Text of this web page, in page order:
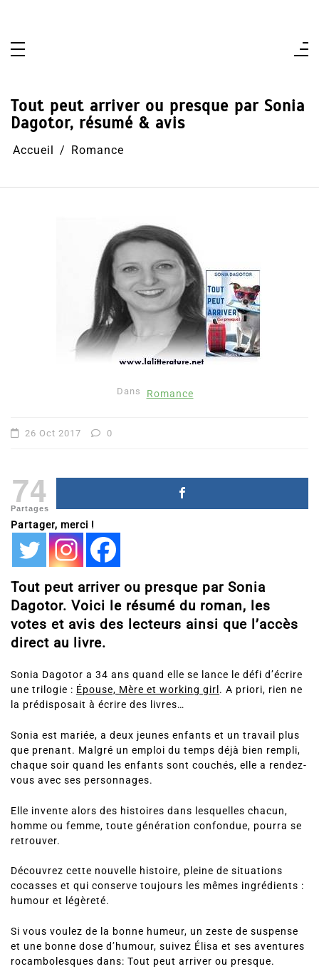
Tout peut arriver ou presque par Sonia
Dagotor, résumé & avis
Accueil Romance
Dans Romance
26 Oct 2017 0
74
Partages
Partager, merci !
Tout peut arriver ou presque par Sonia
Dagotor. Voici le résumé du roman, les
votes et avis des lecteurs ainsi que l’accès
direct au livre.
Sonia Dagotor a 34 ans quand elle se lance le défi d’écrire
une trilogie : Épouse, Mère et working girl . A priori, rien ne
la prédisposait à écrire des livres…
Sonia est mariée, a deux jeunes enfants et un travail plus
que prenant. Malgré un emploi du temps déjà bien rempli,
chaque soir quand les enfants sont couchés, elle a rendez-
vous avec ses personnages.
Elle invente alors des histoires dans lesquelles chacun,
homme ou femme, toute génération confondue, pourra se
retrouver.
Découvrez cette nouvelle histoire, pleine de situations
cocasses et qui conserve toujours les mêmes ingrédients :
humour et légèreté.
Si vous voulez de la bonne humeur, un zeste de suspense
et une bonne dose d’humour, suivez Élisa et ses aventures
rocambolesques dans: Tout peut arriver ou presque.